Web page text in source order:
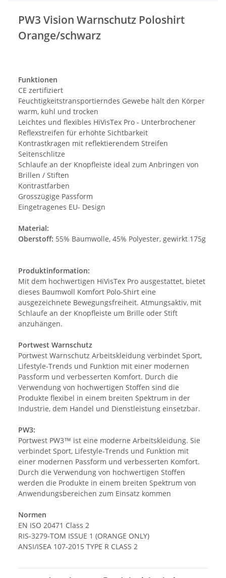
PW3 Vision Warnschutz Poloshirt
Orange/schwarz
Funktionen
CE zertifiziert
Feuchtigkeitstransportierndes Gewebe hält den Körper
warm, kühl und trocken
Leichtes und flexibles HiVisTex Pro - Unterbrochener
Reflexstreifen für erhöhte Sichtbarkeit
Kontrastkragen mit reflektierendem Streifen
Seitenschlitze
Schlaufe an der Knopfleiste ideal zum Anbringen von
Brillen / Stiften
Kontrastfarben
Grosszügige Passform
Eingetragenes EU- Design
Material:
Oberstoff: 55% Baumwolle, 45% Polyester, gewirkt 175g
Produktinformation:
Mit dem hochwertigen HiVisTex Pro ausgestattet, bietet
dieses Baumwoll Komfort Polo-Shirt eine
ausgezeichnete Bewegungsfreiheit. Atmungsaktiv, mit
Schlaufe an der Knopfleiste um Brille oder Stift
anzuhängen.
Portwest Warnschutz
Portwest Warnschutz Arbeitskleidung verbindet Sport,
Lifestyle-Trends und Funktion mit einer modernen
Passform und verbesserten Komfort. Durch die
Verwendung von hochwertigen Stoffen sind die
Produkte flexibel in einem breiten Spektrum in der
Industrie, dem Handel und Dienstleistung einsetzbar.
PW3:
Portwest PW3™ ist eine moderne Arbeitskleidung. Sie
verbindet Sport, Lifestyle-Trends und Funktion mit
einer modernen Passform und verbesserten Komfort.
Durch die Verwendung von hochwertigen Stoffen
werden die Produkte in einem breiten Spektrum von
Anwendungsbereichen zum Einsatz kommen
Normen
EN ISO 20471 Class 2
RIS-3279-TOM ISSUE 1 (ORANGE ONLY)
ANSI/ISEA 107-2015 TYPE R CLASS 2